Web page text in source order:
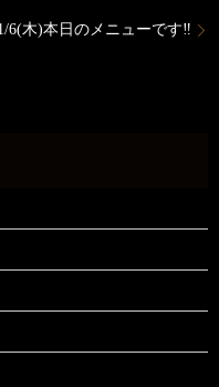
6(木)本日のメニューです‼️